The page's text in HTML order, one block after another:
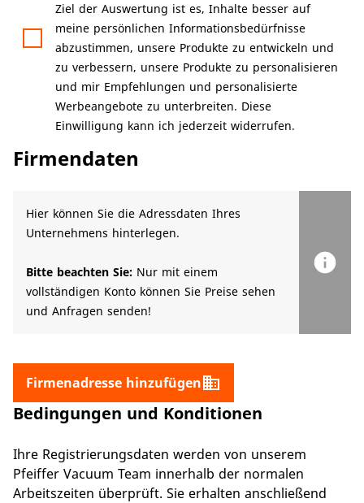
Ziel der Auswertung ist es, Inhalte besser auf
meine persönlichen Informationsbedürfnisse
abzustimmen, unsere Produkte zu entwickeln und
zu verbessern, unsere Produkte zu personalisieren
und mir Empfehlungen und personalisierte
Werbeangebote zu unterbreiten. Diese
Einwilligung kann ich jederzeit widerrufen.
Firmendaten
Hier können Sie die Adressdaten Ihres
Unternehmens hinterlegen.
Bitte beachten Sie: Nur mit einem
vollständigen Konto können Sie Preise sehen
und Anfragen senden!
info
Firmenadresse hinzufügen domain
Bedingungen und Konditionen
Ihre Registrierungsdaten werden von unserem
Pfeiffer Vacuum Team innerhalb der normalen
Arbeitszeiten überprüft. Sie erhalten anschließend